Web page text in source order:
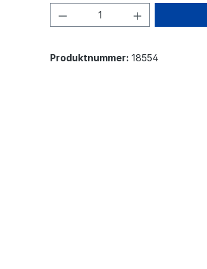
Produkt Anzahl: Gib
Produktnummer: 18554